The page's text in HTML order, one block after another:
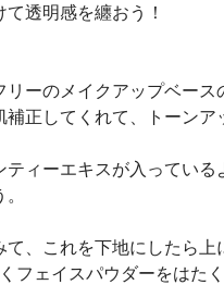
て透明感を纏おう！
リーのメイクアップベー
補正してくれて、トーンア
ティーエキスが入ってい
て、これを下地にしたら
フェイスパウダーをはた